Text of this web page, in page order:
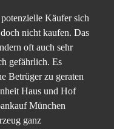
Käufer sich
nicht kaufen. Das
oft auch sehr
gefährlich. Es
Betrüger zu geraten
Haus und Hof
München
ganz